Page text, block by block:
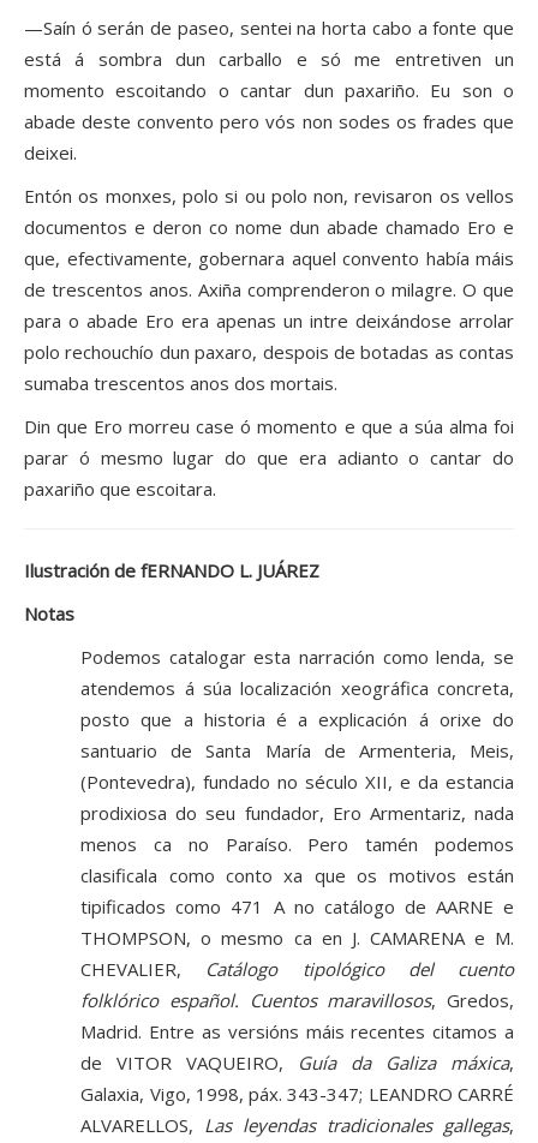
—Saín ó serán de paseo, sentei na horta cabo a fonte que
está á sombra dun carballo e só me entretiven un
momento escoitando o cantar dun paxariño. Eu son o
abade deste convento pero vós non sodes os frades que
deixei.
Entón os monxes, polo si ou polo non, revisaron os vellos
documentos e deron co nome dun abade chamado Ero e
que, efectivamente, gobernara aquel convento había máis
de trescentos anos. Axiña comprenderon o milagre. O que
para o abade Ero era apenas un intre deixándose arrolar
polo rechouchío dun paxaro, despois de botadas as contas
sumaba trescentos anos dos mortais.
Din que Ero morreu case ó momento e que a súa alma foi
parar ó mesmo lugar do que era adianto o cantar do
paxariño que escoitara.
Ilustración de fERNANDO L. JUÁREZ
Notas
Podemos catalogar esta narración como lenda, se
atendemos á súa localización xeográfica concreta,
posto que a historia é a explicación á orixe do
santuario de Santa María de Armenteria, Meis,
(Pontevedra), fundado no século XII, e da estancia
prodixiosa do seu fundador, Ero Armentariz, nada
menos ca no Paraíso. Pero tamén podemos
clasificala como conto xa que os motivos están
tipificados como 471 A no catálogo de AARNE e
THOMPSON, o mesmo ca en J. CAMARENA e M.
CHEVALIER, Catálogo tipológico del cuento
folklórico español. Cuentos maravillosos, Gredos,
Madrid. Entre as versións máis recentes citamos a
de VITOR VAQUEIRO, Guía da Galiza máxica,
Galaxia, Vigo, 1998, páx. 343-347; LEANDRO CARRÉ
ALVARELLOS, Las leyendas tradicionales gallegas,